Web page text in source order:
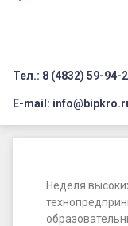
Профилактика
Флагманы
Педагог-
Заголовок
Тел.: 8 (4832) 59-94-
E-mail:
высоких
Неделя